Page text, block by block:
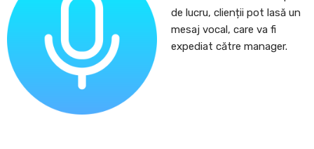
de lucru, clienții pot lasă un
mesaj vocal, care va fi
expediat către manager.